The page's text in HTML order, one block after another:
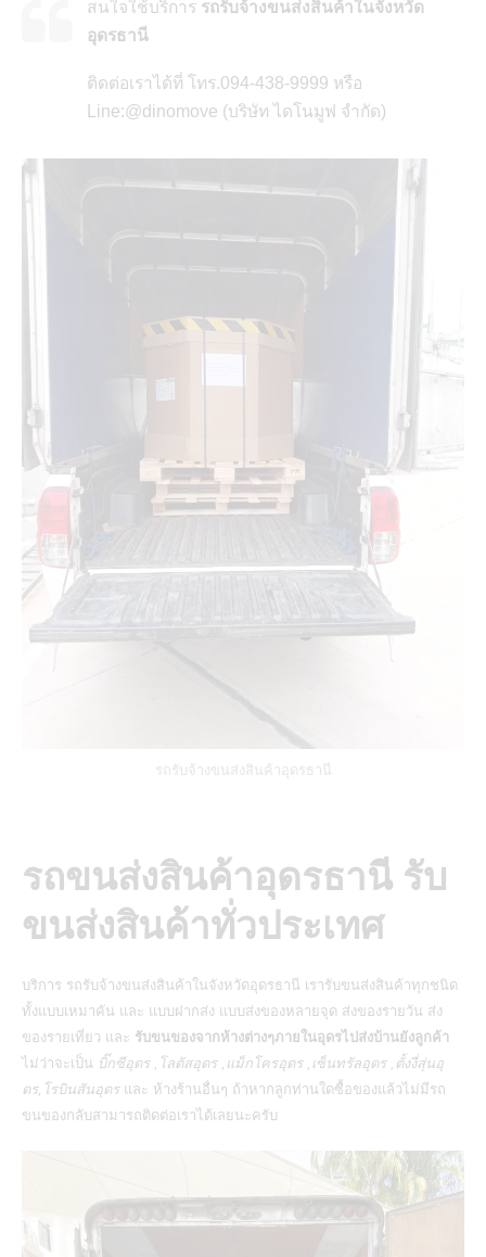
สนใจใช้บริการ รถรับจ้างขนส่งสินค้าในจังหวัด
อุดรธานี
ติดต่อเราได้ที่ โทร.094-438-9999 หรือ
Line:@dinomove (บริษัท ไดโนมูฟ จำกัด)
รถรับจ้างขนส่งสินค้าอุดรธานี
รถขนส่งสินค้าอุดรธานี รับ
ขนส่งสินค้าทั่วประเทศ
บริการ รถรับจ้างขนส่งสินค้าในจังหวัดอุดรธานี เรารับขนส่งสินค้าทุกชนิด
ทั้งแบบเหมาคัน และ แบบฝากส่ง แบบส่งของหลายจุด ส่งของรายวัน ส่ง
ของรายเที่ยว และ รับขนของจากห้างต่างๆภายในอุดรไปส่งบ้านยังลูกค้า
ไม่ว่าจะเป็น บิ๊กซีอุดร ,โลตัสอุดร ,แม็กโครอุดร ,เซ็นทรัลอุดร ,ตั้งงี่สุ่นอุ
ดร,โรบินสันอุดรและ ห้างร้านอื่นๆ ถ้าหากลูกท่านใดซื้อของแล้วไม่มีรถ
ขนของกลับสามารถติดต่อเราได้เลยนะครับ